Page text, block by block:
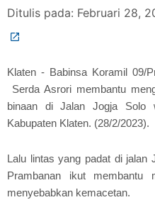
Ditulis pada: Februari 28,
Klaten - Babinsa Koramil 09/
Serda Asrori membantu
binaan di Jalan Jogja Solo
Kabupaten Klaten. (28/2/2023).
Lalu lintas yang padat di jalan
Prambanan ikut membantu
menyebabkan kemacetan.